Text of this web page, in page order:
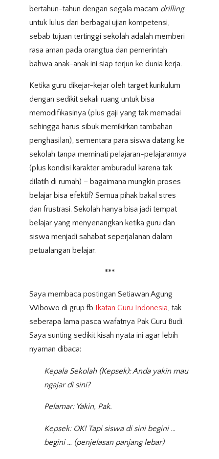
bertahun-tahun dengan segala macam drilling
untuk lulus dari berbagai ujian kompetensi,
sebab tujuan tertinggi sekolah adalah memberi
rasa aman pada orangtua dan pemerintah
bahwa anak-anak ini siap terjun ke dunia kerja.
Ketika guru dikejar-kejar oleh target kurikulum
dengan sedikit sekali ruang untuk bisa
memodifikasinya (plus gaji yang tak memadai
sehingga harus sibuk memikirkan tambahan
penghasilan), sementara para siswa datang ke
sekolah tanpa meminati pelajaran-pelajarannya
(plus kondisi karakter amburadul karena tak
dilatih di rumah) – bagaimana mungkin proses
belajar bisa efektif? Semua pihak bakal stres
dan frustrasi. Sekolah hanya bisa jadi tempat
belajar yang menyenangkan ketika guru dan
siswa menjadi sahabat seperjalanan dalam
petualangan belajar.
***
Saya membaca postingan Setiawan Agung
Wibowo di grup fb Ikatan Guru Indonesia, tak
seberapa lama pasca wafatnya Pak Guru Budi.
Saya sunting sedikit kisah nyata ini agar lebih
nyaman dibaca:
Kepala Sekolah (Kepsek): Anda yakin mau
ngajar di sini?
Pelamar: Yakin, Pak.
Kepsek: OK! Tapi siswa di sini begini …
begini … (penjelasan panjang lebar)